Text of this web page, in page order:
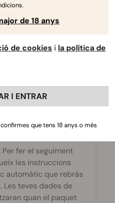
Back
del meu
de lliurament
Per fer el seguiment
les instruccions
automàtic que rebràs
Les teves dades de
quan el paquet
de 18 anys
de cookies i la política de
I ENTRAR
que tens 18 anys o més